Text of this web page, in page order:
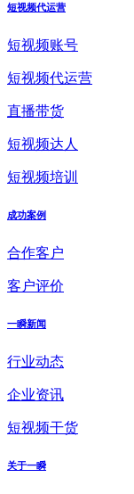
短视频代运营
短视频账号
短视频代运营
直播带货
短视频达人
短视频培训
成功案例
合作客户
客户评价
一瞬新闻
行业动态
企业资讯
短视频干货
关于一瞬